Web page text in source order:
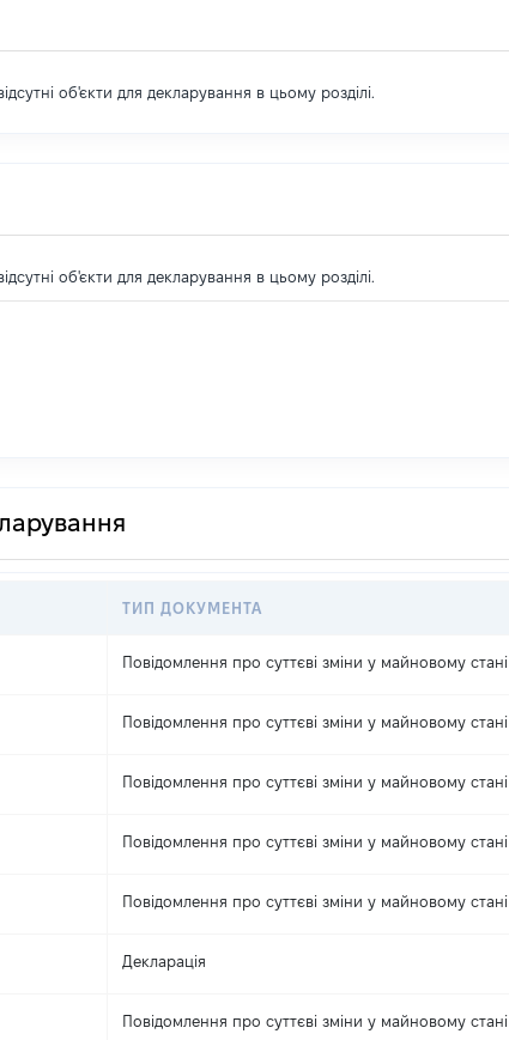
об'єкти для декларування в цьому розділі.
об'єкти для декларування в цьому розділі.
ТИП ДОКУМЕНТА
Повідомлення про суттєві зміни y майновому стані
Повідомлення про суттєві зміни y майновому стані
Повідомлення про суттєві зміни y майновому стані
Повідомлення про суттєві зміни y майновому стані
Повідомлення про суттєві зміни y майновому стані
Декларація
Повідомлення про суттєві зміни y майновому стані